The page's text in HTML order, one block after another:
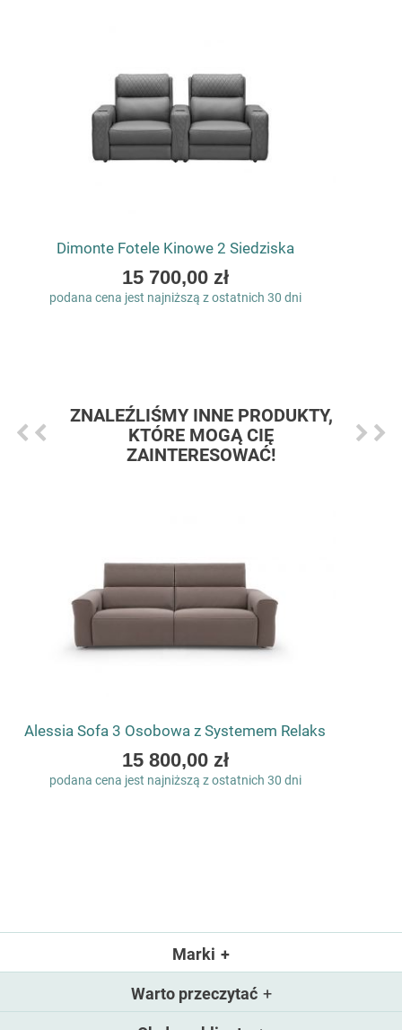
Dimonte Fotele Kinowe 2 Siedziska
As
low
15 700,00 zł
podana cena jest najniższą z ostatnich 30 dni
ZNALEŹLIŚMY INNE PRODUKTY,
KTÓRE MOGĄ CIĘ
ZAINTERESOWAĆ!
Alessia Sofa 3 Osobowa z Systemem Relaks
As
low
15 800,00 zł
podana cena jest najniższą z ostatnich 30 dni
Marki
Warto przeczytać